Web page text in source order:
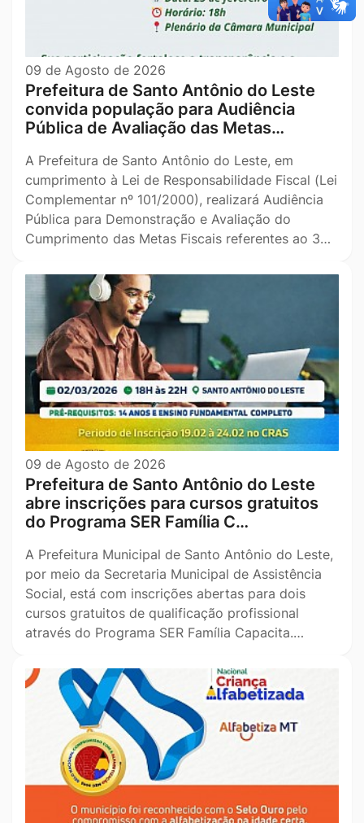
09 de Agosto de 2026
Prefeitura de Santo Antônio do Leste
convida população para Audiência
Pública de Avaliação das Metas…
A Prefeitura de Santo Antônio do Leste, em
cumprimento à Lei de Responsabilidade Fiscal (Lei
Complementar nº 101/2000), realizará Audiência
Pública para Demonstração e Avaliação do
Cumprimento das Metas Fiscais referentes ao 3…
09 de Agosto de 2026
Prefeitura de Santo Antônio do Leste
abre inscrições para cursos gratuitos
do Programa SER Família C…
A Prefeitura Municipal de Santo Antônio do Leste,
por meio da Secretaria Municipal de Assistência
Social, está com inscrições abertas para dois
cursos gratuitos de qualificação profissional
através do Programa SER Família Capacita.…